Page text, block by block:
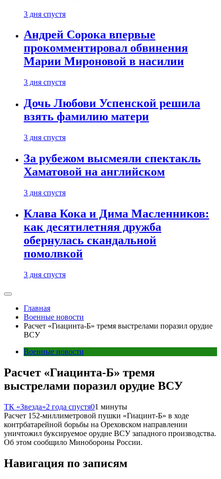
3 дня спустя
Андрей Сорока впервые
прокомментировал обвинения
Марии Мироновой в насилии
3 дня спустя
Дочь Любови Успенской решила
взять фамилию матери
3 дня спустя
За рубежом высмеяли спектакль
Хаматовой на английском
3 дня спустя
Клава Кока и Дима Масленников:
как десятилетняя дружба
обернулась скандальной
помолвкой
3 дня спустя
Главная
Военные новости
Расчет «Гиацинта-Б» тремя выстрелами поразил орудие
ВСУ
Военные новости
Расчет «Гиацинта-Б» тремя
выстрелами поразил орудие ВСУ
ТК «Звезда»2 года спустя01 минуты
Расчет 152-миллиметровой пушки «Гиацинт-Б» в ходе
контрбатарейной борьбы на Ореховском направлении
уничтожил буксируемое орудие ВСУ западного производства.
Об этом сообщило Минобороны России.
Навигация по записям